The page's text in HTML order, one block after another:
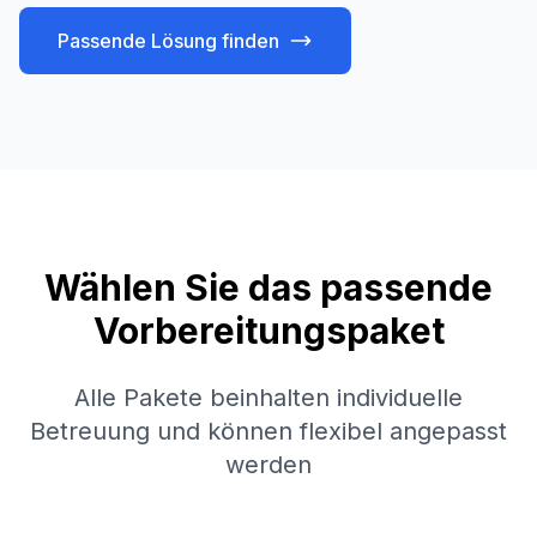
Passende Lösung finden
Wählen Sie das passende
Vorbereitungspaket
Alle Pakete beinhalten individuelle
Betreuung und können flexibel angepasst
werden